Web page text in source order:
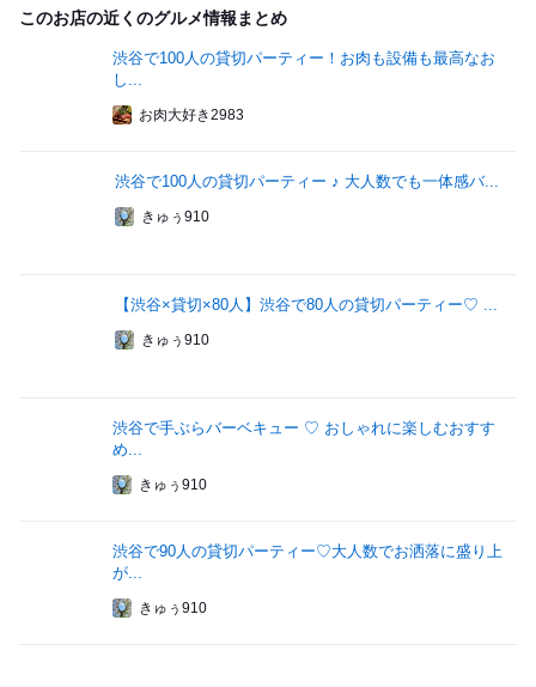
このお店の近くのグルメ情報まとめ
渋谷で100人の貸切パーティー！お肉も設備も最高なお
し...
お肉大好き2983
渋谷で100人の貸切パーティー ♪ 大人数でも一体感バ...
きゅぅ910
【渋谷×貸切×80人】渋谷で80人の貸切パーティー♡ ...
きゅぅ910
渋谷で手ぶらバーベキュー ♡ おしゃれに楽しむおすす
め...
きゅぅ910
渋谷で90人の貸切パーティー♡大人数でお洒落に盛り上
が...
きゅぅ910